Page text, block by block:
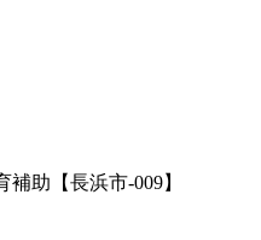
助【長浜市-009】